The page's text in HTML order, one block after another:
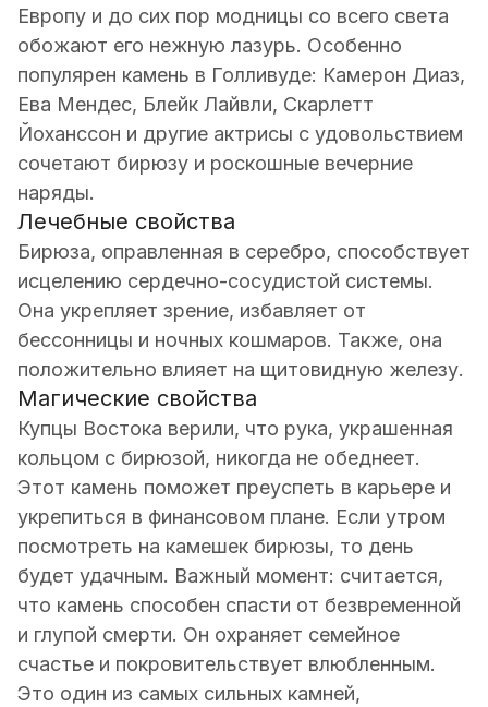
Европу и до сих пор модницы со всего света
обожают его нежную лазурь. Особенно
популярен камень в Голливуде: Камерон Диаз,
Ева Мендес, Блейк Лайвли, Скарлетт
Йоханссон и другие актрисы с удовольствием
сочетают бирюзу и роскошные вечерние
наряды.
Лечебные свойства
Бирюза, оправленная в серебро, способствует
исцелению сердечно-сосудистой системы.
Она укрепляет зрение, избавляет от
бессонницы и ночных кошмаров. Также, она
положительно влияет на щитовидную железу.
Магические свойства
Купцы Востока верили, что рука, украшенная
кольцом с бирюзой, никогда не обеднеет.
Этот камень поможет преуспеть в карьере и
укрепиться в финансовом плане. Если утром
посмотреть на камешек бирюзы, то день
будет удачным. Важный момент: считается,
что камень способен спасти от безвременной
и глупой смерти. Он охраняет семейное
счастье и покровительствует влюбленным.
Это один из самых сильных камней,